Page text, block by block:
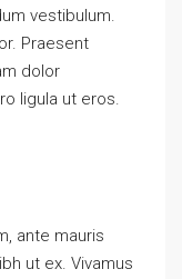
vestibulum.
Praesent
dolor
ligula ut eros.
ante mauris
ut ex. Vivamus